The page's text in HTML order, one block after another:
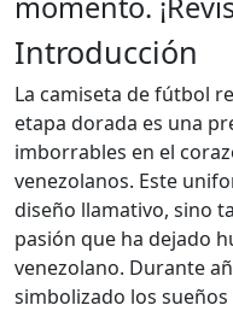
Introducción
La camiseta de fútbol
etapa dorada es una
imborrables en el
venezolanos. Este
diseño llamativo, sino
pasión que ha dejado
venezolano. Durante
simbolizado los